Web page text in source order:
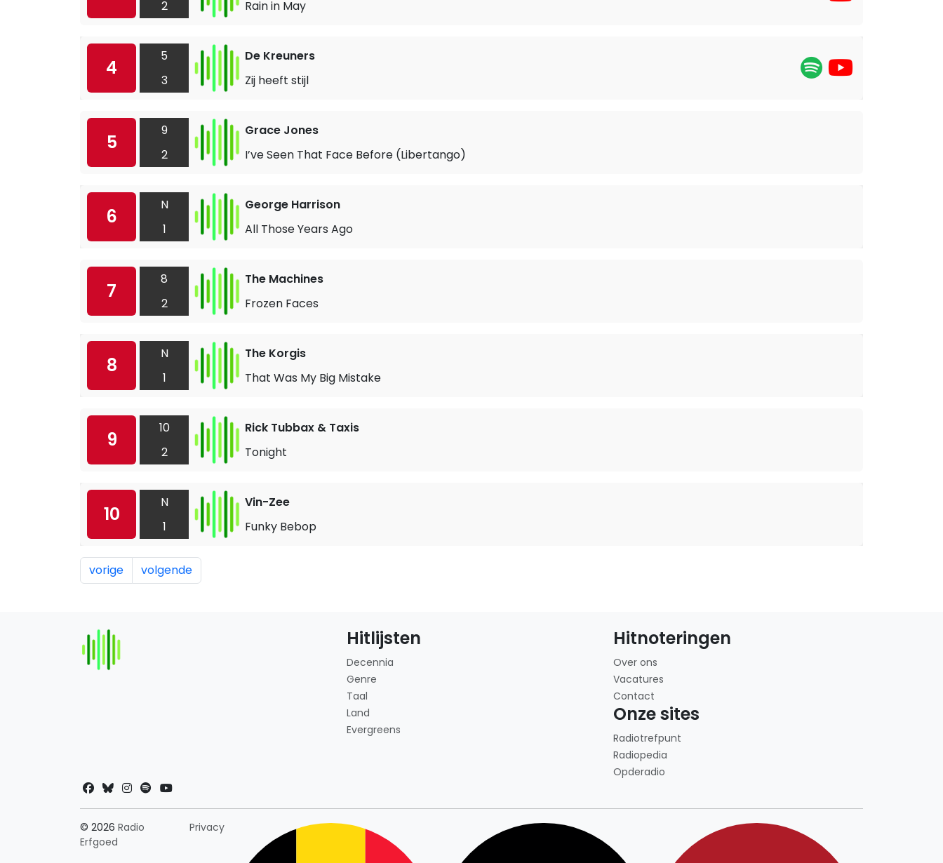
2
Rain in May
4
5
3
De Kreuners
Zij heeft stijl
5
9
2
Grace Jones
I’ve Seen That Face Before (Libertango)
6
N
1
George Harrison
All Those Years Ago
7
8
2
The Machines
Frozen Faces
8
N
1
The Korgis
That Was My Big Mistake
9
10
2
Rick Tubbax & Taxis
Tonight
10
N
1
Vin-Zee
Funky Bebop
vorige volgende
Hitlijsten
Decennia
Genre
Taal
Land
Evergreens
Hitnoteringen
Over ons
Vacatures
Contact
Onze sites
Radiotrefpunt
Radiopedia
Opderadio
© 2026 Radio
Erfgoed
PrivacyLandkeuze